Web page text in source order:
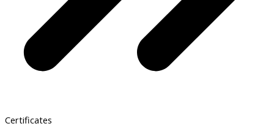
Certificates